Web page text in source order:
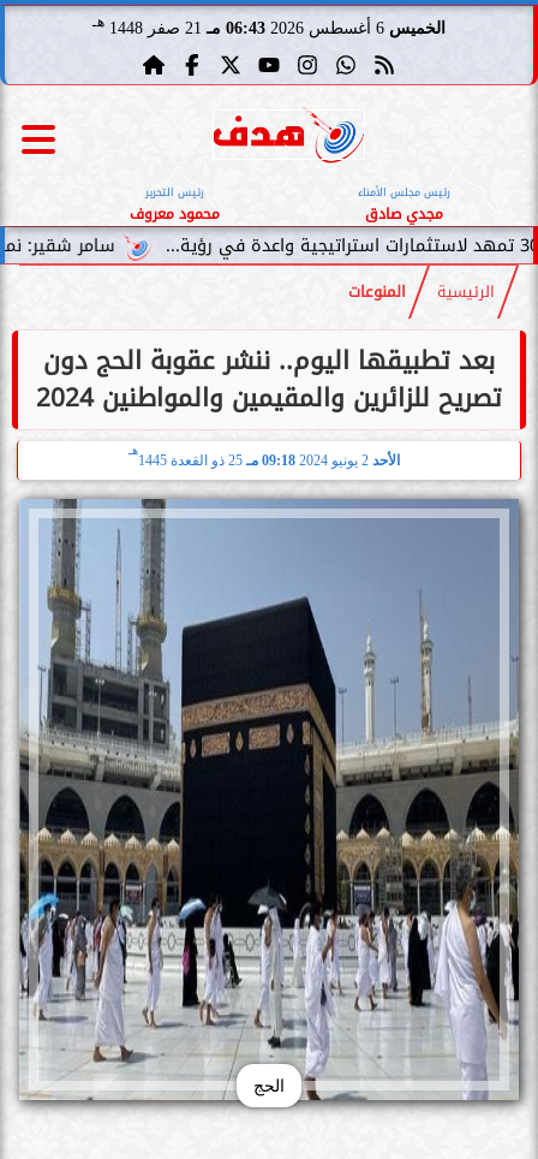
الخميس 06:43 مـ 21 صفر 1448 هـ
رئيس مجلس الأمناء
مجدي صادق
رئيس التحرير
محمود معروف
سامر شقير: نمو صناديق
الرئيسية المنوعات
بعد تطبيقها اليوم.. ننشر عقوبة الحج دون
تصريح للزائرين والمقيمين والمواطنين 2024
الأحد 09:18 مـ 25 ذو القعدة 1445
هـ
الحج